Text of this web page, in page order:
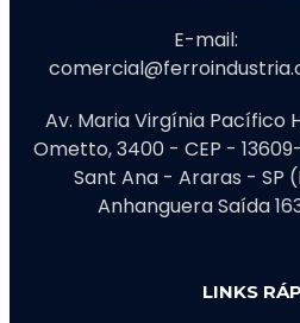
E-mail:
Av. Maria Virgínia Pacífico
Ometto, 3400 - CEP -
Sant Ana - Araras - SP
Anhanguera Saída
LINKS